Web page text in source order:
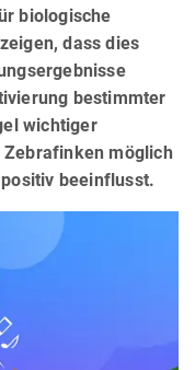
biologische
dass dies
bestimmter
wichtiger
Zebrafinken möglich
beeinflusst.